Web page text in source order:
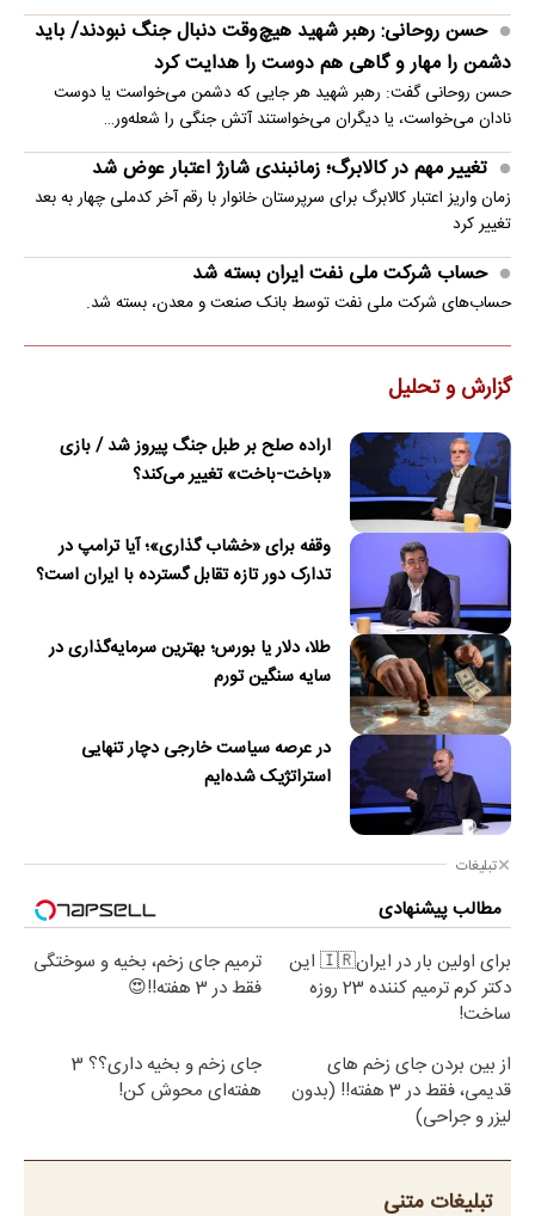
حسن روحانی: رهبر شهید هیچ‌وقت دنبال جنگ نبودند/ باید
دشمن را مهار و گاهی هم دوست را هدایت کرد
حسن روحانی گفت: رهبر شهید هر جایی که دشمن می‌خواست یا دوست
نادان می‌خواست، یا دیگران می‌خواستند آتش جنگی را شعله‌ور…
تغییر مهم در کالابرگ؛ زمانبندی‌ شارژ اعتبار عوض شد
زمان واریز اعتبار کالابرگ برای سرپرستان خانوار با رقم آخر کدملی چهار به بعد
تغییر کرد
حساب‌ شرکت ملی نفت ایران بسته شد
حساب‌های شرکت ملی نفت توسط بانک صنعت و معدن، بسته شد.
گزارش و تحلیل
اراده صلح بر طبل جنگ پیروز شد / بازی
«باخت-باخت» تغییر می‌کند؟
وقفه برای «خشاب گذاری»؛ آیا ترامپ در
تدارک دور تازه تقابل گسترده با ایران است؟
طلا، دلار یا بورس؛ بهترین سرمایه‌گذاری در
سایه سنگین تورم
در عرصه سیاست خارجی دچار تنهایی
استراتژیک شده‌ایم
تبلیغات
مطالب پیشنهادی
برای اولین بار در ایران🇮🇷 این
دکتر کرم ترمیم کننده 23 روزه
ساخت!
ترمیم جای زخم، بخیه و سوختگی
فقط در 3 هفته!!😍
از بین بردن جای زخم های
قدیمی، فقط در 3 هفته!! (بدون
لیزر و جراحی)
جای زخم و بخیه داری؟؟ 3
هفته‌ای محوش کن!
تبلیغات متنی